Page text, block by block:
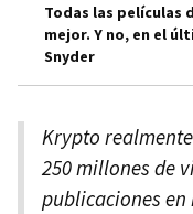
Todas las películas
mejor. Y no, en el
Snyder
Krypto
250 millones de
publicaciones en